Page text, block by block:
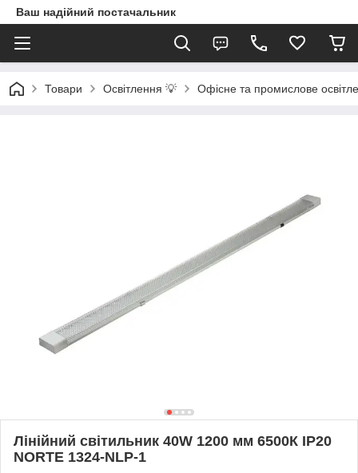
Ваш надійний постачальник
Товари Освітлення 💡 Офісне та промислове
Лінійний світильник 40W 1200 мм 6500К ІР20
NORTE 1324-NLP-1